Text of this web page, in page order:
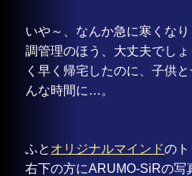
いや～、なんか急に寒くな
調管理のほう、大丈夫でし
く早く帰宅したのに、子供
んな時間に…。
ふと オリジナルマインドのト
右下の方にARUMO-SiRの写